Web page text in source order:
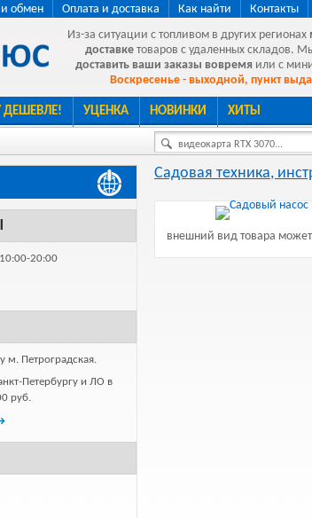
и обмен Оплата и доставка Как найти Контакты
Из-за ситуации с топливом в других регионах
доставке товаров с удаленных складов.
доставить ваши заказы вовремя или с
Воскресенье - выходной, пункт
ДЕШЕВЛЕ! УЦЕНКА НОВИНКИ ХИТЫ
видеокарта RTX 3070...
20:00
м. Петроградская.
Петербургу и ЛО в
руб.
Садовая техника,
внешний вид товара может